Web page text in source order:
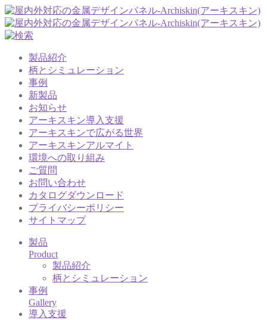
製品紹介
柄とシミュレーション
事例
新製品
お知らせ
アーキスキン導入支援
アーキスキンで広がる世界
アーキスキンアルマイト
環境への取り組み
ご質問
お問い合わせ
カタログダウンロード
プライバシーポリシー
サイトマップ
製品
Product
製品紹介
柄とシミュレーション
事例
Gallery
導入支援